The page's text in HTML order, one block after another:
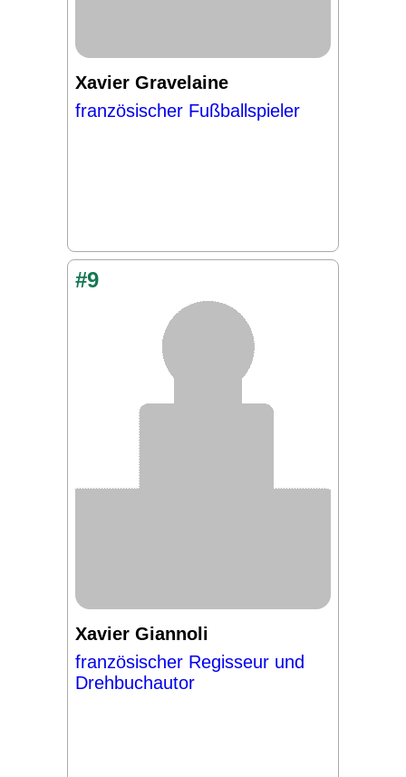
Xavier Gravelaine
französischer Fußballspieler
#9
Xavier Giannoli
französischer Regisseur und
Drehbuchautor